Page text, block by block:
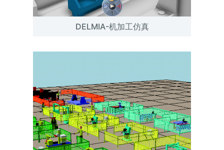
DELMIA-机加工仿真